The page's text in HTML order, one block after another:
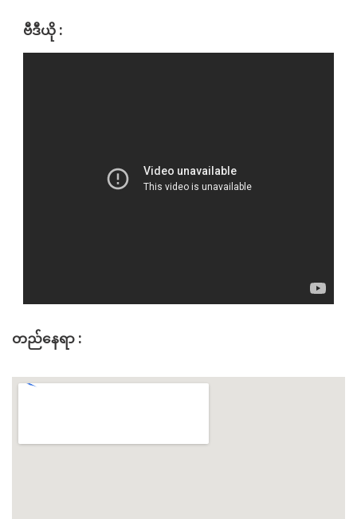
ဗီဒီယို :
တည်နေရာ :